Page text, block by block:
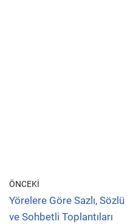
ÖNCEKI
Yörelere Göre Sazlı, Sözlü
ve Sohbetli Toplantıları